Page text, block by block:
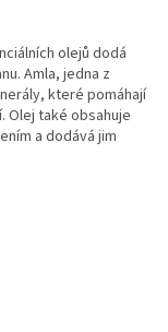
olejů dodá
Amla, jedna z
které pomáhají
Olej také obsahuje
a dodává jim